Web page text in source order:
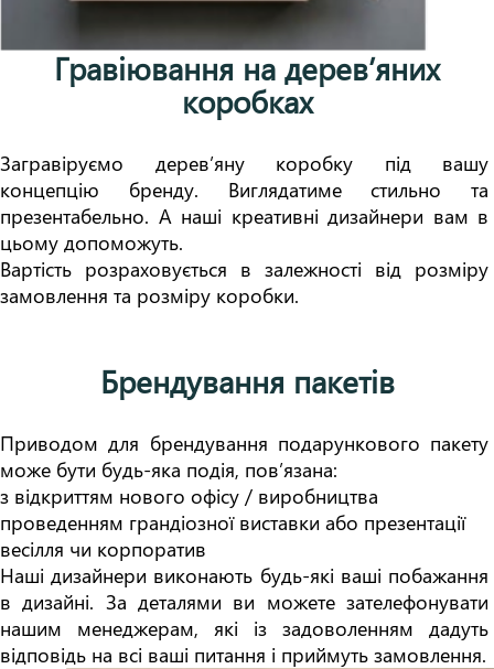
Гравіювання на дерев’яних
коробках
Загравіруємо дерев’яну коробку під вашу
концепцію бренду. Виглядатиме стильно та
презентабельно. А наші креативні дизайнери вам в
цьому допоможуть.
Вартість розраховується в залежності від розміру
замовлення та розміру коробки.
Брендування пакетів
Приводом для брендування подарункового пакету
може бути будь-яка подія, пов’язана:
з відкриттям нового офісу / виробництва
проведенням грандіозної виставки або презентації
весілля чи корпоратив
Наші дизайнери виконають будь-які ваші побажання
в дизайні. За деталями ви можете зателефонувати
нашим менеджерам, які із задоволенням дадуть
відповідь на всі ваші питання і приймуть замовлення.